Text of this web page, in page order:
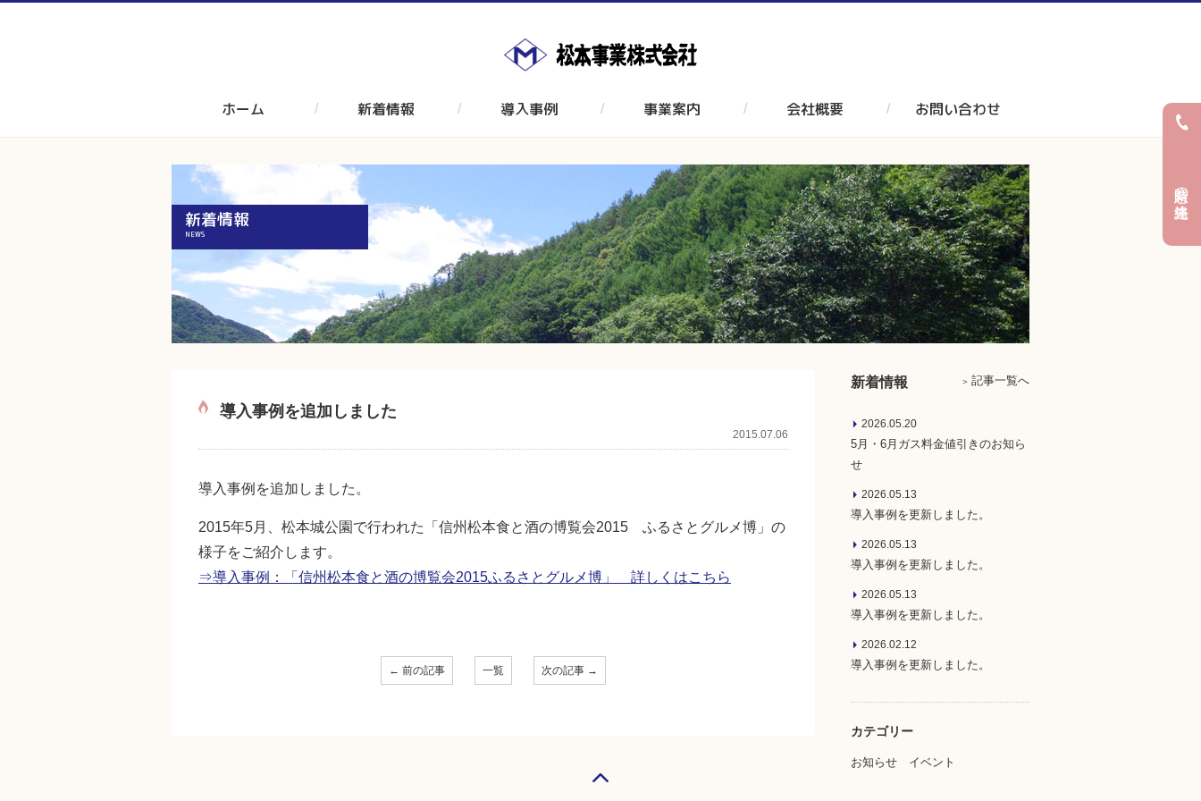
緊急時の連絡先
ホーム 新着情報 導入事例 事業案内 会社概要 お問い合わせ
新着情報
NEWS
導入事例を追加しました
2015.07.06
導入事例を追加しました。
2015年5月、松本城公園で行われた「信州松本食と酒の博覧会2015 ふるさとグルメ博」の
様子をご紹介します。
⇒導入事例：「信州松本食と酒の博覧会2015ふるさとグルメ博」 詳しくはこちら
← 前の記事 一覧 次の記事 →
新着情報 記事一覧へ
2026.05.20
5月・6月ガス料金値引きのお知ら
せ
2026.05.13
導入事例を更新しました。
2026.05.13
導入事例を更新しました。
2026.05.13
導入事例を更新しました。
2026.02.12
導入事例を更新しました。
カテゴリー
お知らせ イベント